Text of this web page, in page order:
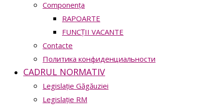
Сomponența
RAPOARTE
FUNCȚII VACANTE
Contacte
Политика конфиденциальности
CADRUL NORMATIV
Legislație Găgăuziei
Legislație RM